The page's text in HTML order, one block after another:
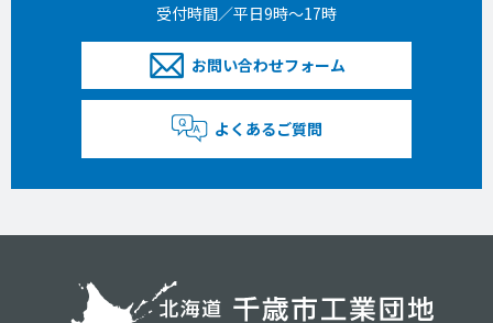
受付時間／平日9時〜17時
お問い合わせフォーム
よくあるご質問